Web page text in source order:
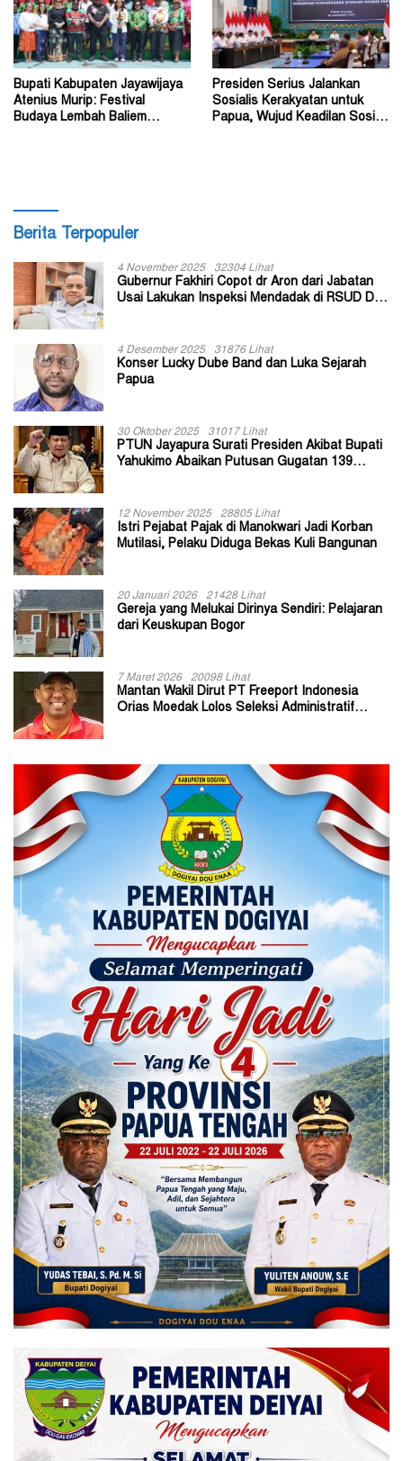
Bupati Kabupaten Jayawijaya
Atenius Murip: Festival
Budaya Lembah Baliem
Presiden Serius Jalankan
Sosialis Kerakyatan untuk
Papua, Wujud Keadilan Sosial
Berita Terpopuler
4 November 2025 32304 Lihat
Gubernur Fakhiri Copot dr Aron dari Jabatan
Usai Lakukan Inspeksi Mendadak di RSUD Dok
4 Desember 2025 31876 Lihat
Konser Lucky Dube Band dan Luka Sejarah
Papua
30 Oktober 2025 31017 Lihat
PTUN Jayapura Surati Presiden Akibat Bupati
Yahukimo Abaikan Putusan Gugatan 139
12 November 2025 28805 Lihat
Istri Pejabat Pajak di Manokwari Jadi Korban
Mutilasi, Pelaku Diduga Bekas Kuli Bangunan
20 Januari 2026 21428 Lihat
Gereja yang Melukai Dirinya Sendiri: Pelajaran
dari Keuskupan Bogor
7 Maret 2026 20098 Lihat
Mantan Wakil Dirut PT Freeport Indonesia
Orias Moedak Lolos Seleksi Administratif